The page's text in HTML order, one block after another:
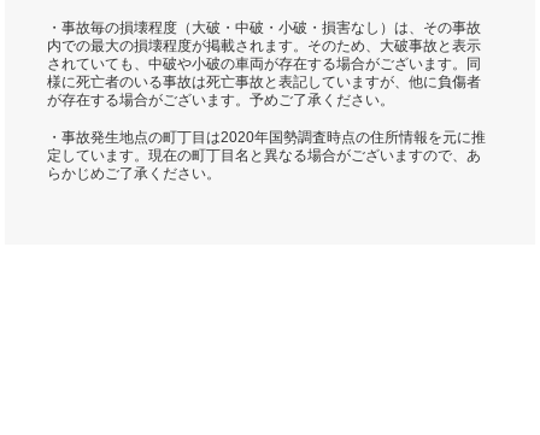
・事故毎の損壊程度（大破・中破・小破・損害なし）は、その事故
内での最大の損壊程度が掲載されます。そのため、大破事故と表示
されていても、中破や小破の車両が存在する場合がございます。同
様に死亡者のいる事故は死亡事故と表記していますが、他に負傷者
が存在する場合がございます。予めご了承ください。
・事故発生地点の町丁目は2020年国勢調査時点の住所情報を元に推
定しています。現在の町丁目名と異なる場合がございますので、あ
らかじめご了承ください。